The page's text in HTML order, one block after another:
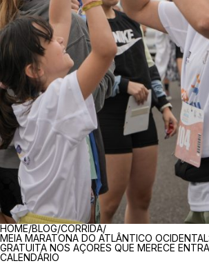
BREADCRUMBS
HOME/BLOG/CORRIDA/
MEIA MARATONA DO ATLÂNTICO
GRATUITA NOS AÇORES QUE MERECE
CALENDÁRIO